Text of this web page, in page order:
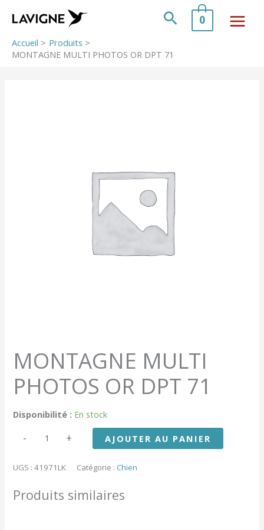
contenu
Rechercher
0
Accueil
Produits
MONTAGNE MULTI PHOTOS OR DPT 71
MONTAGNE MULTI
PHOTOS OR DPT 71
Disponibilité : En stock
-
MULTI
PHOTOS
DPT
71
+ AJOUTER AU PANIER
UGS :41971LK Catégorie :Chien
Produits similaires